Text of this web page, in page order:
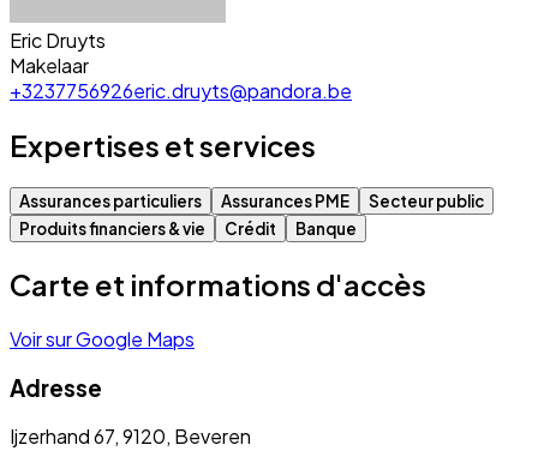
Eric Druyts
Makelaar
+3237756926eric.druyts@pandora.be
Expertises et services
Assurances particuliers Assurances PME
Secteur public
Produits financiers & vie
Crédit Banque
Carte et informations d'accès
Voir sur Google Maps
Adresse
Ijzerhand 67, 9120, Beveren